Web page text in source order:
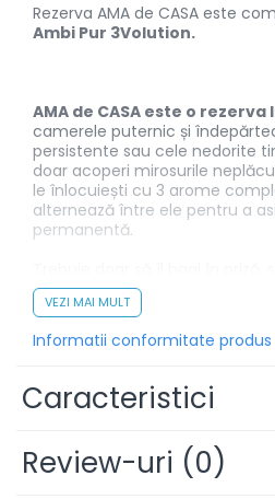
Rezerva AMA de CASA este
Ambi Pur 3Volution.
AMA de CASA este o rezerva
camerele puternic și
persistente sau cele nedorite
doar acoperi mirosurile
le înlocuiești cu 3 arome
alternează între ele pentru a
permanentă.
intensitatea preferată și apoi te
prospețimea fiecaruia dintre
menținându-și aceeași
Beneficiile AMA de CASA
Aromă proaspătă și plăcută
Neutralizarea mirosurilor
VEZI MAI MULT
Informatii conformitate produs
Caracteristici
Review-uri (0)